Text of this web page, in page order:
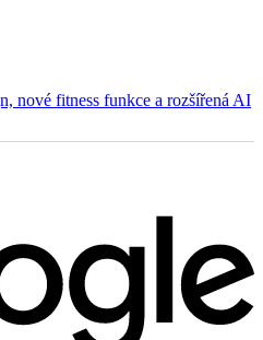
nové fitness funkce a rozšířená AI